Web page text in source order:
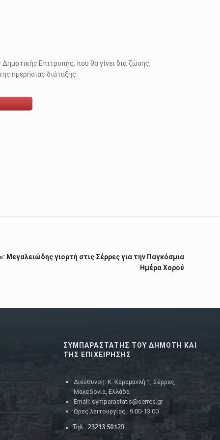
Επιτροπής, που θα γίνει δια ζώσης,
ημερήσιας διάταξης:
Μεγαλειώδης γιορτή στις Σέρρες για την Παγκόσμια
Ημέρα Χορού
ΣΥΜΠΑΡΑΣΤΑΤΗΣ ΤΟΥ ΔΗΜΟΤΗ ΚΑΙ
ΤΗΣ ΕΠΙΧΕΙΡΗΣΗΣ
Διεύθυνση: Κ. Καραμανλή 1, Σέρρες,
Μακεδονία, Ελλάδα
Email: symparastatis@serres.gr
Ώρες λειτουργίας: 9.00-13.00